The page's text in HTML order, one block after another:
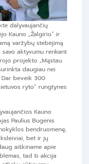
dalyvaujančių
Kauno „Žalgirio” ir
varžybų stebėjimą
aktyvumu renkant
projekto „Mąstau.
daugiau nei
beveik 300
ryto” rungtynes
Kauno
Paulius Bugenis
bendruomenę,
bet ir jų
aiškiname apie
tad ši akcija